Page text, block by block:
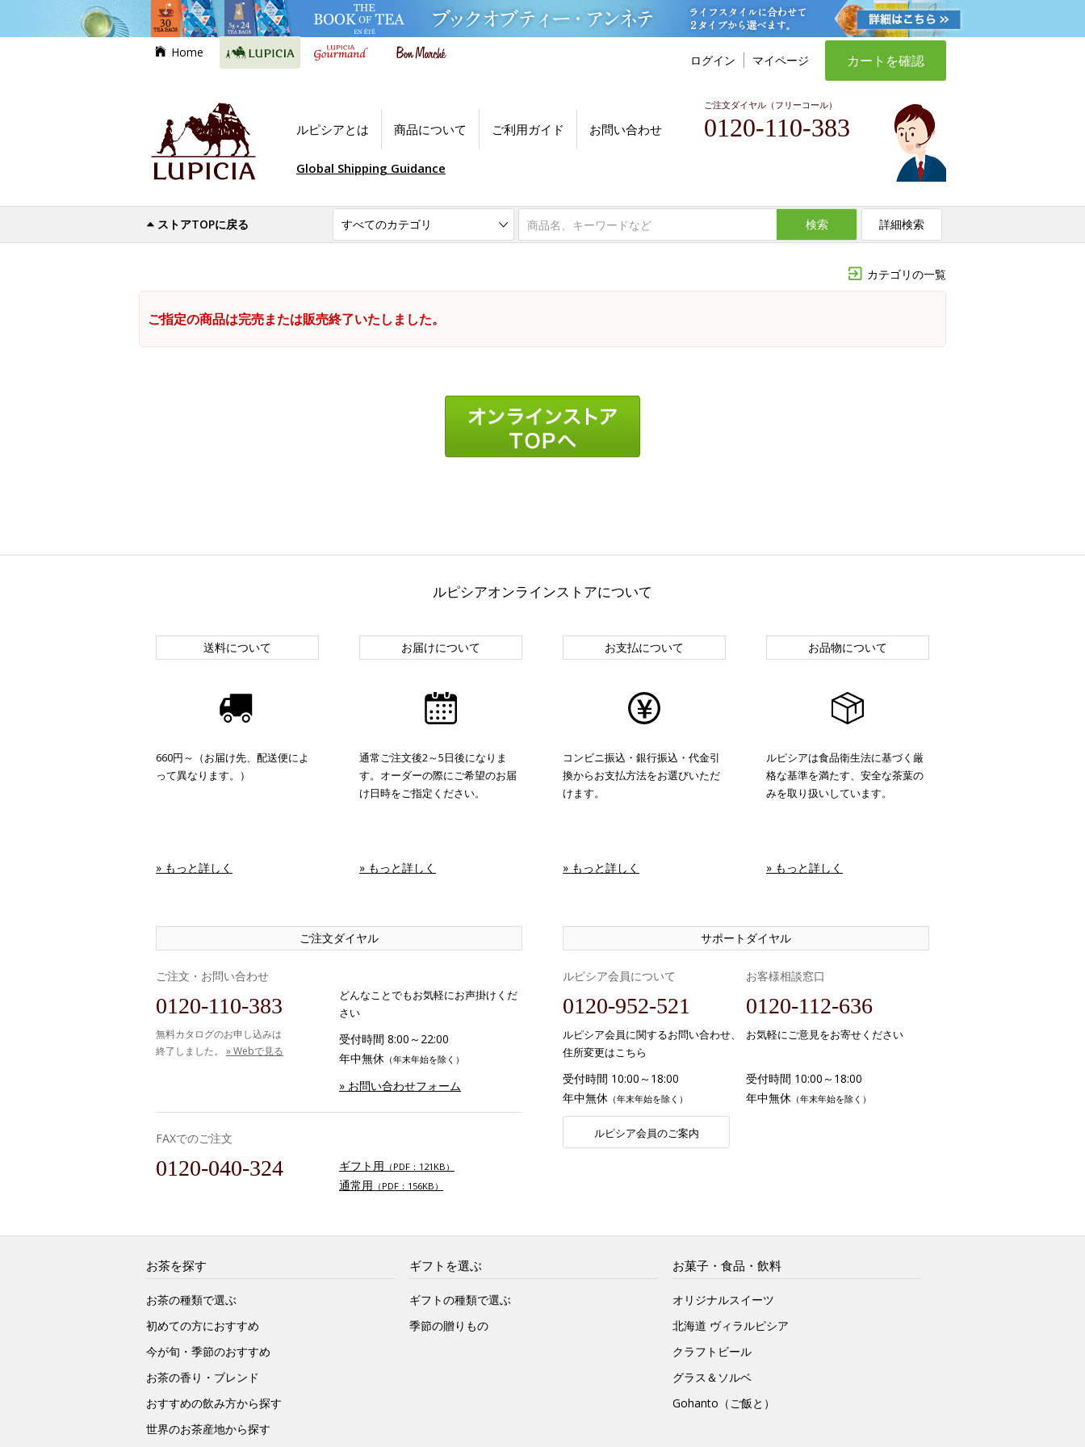
Home
ログイン マイページ カートを確認
ルピシアとは 商品について ご利用ガイド お問い合わせ
ご注文ダイヤル（フリーコール）
0120-110-383
Global Shipping Guidance
ストアTOPに戻る 検索 詳細検索
カテゴリの一覧
ご指定の商品は完売または販売終了いたしました。
ルピシアオンラインストアについて
送料について
660円～（お届け先、配送便によ
って異なります。）
» もっと詳しく
お届けについて
通常ご注文後2～5日後になりま
す。オーダーの際にご希望のお届
け日時をご指定ください。
» もっと詳しく
お支払について
コンビニ振込・銀行振込・代金引
換からお支払方法をお選びいただ
けます。
» もっと詳しく
お品物について
ルピシアは食品衛生法に基づく厳
格な基準を満たす、安全な茶葉の
みを取り扱いしています。
» もっと詳しく
ご注文ダイヤル
ご注文・お問い合わせ
0120-110-383
無料カタログのお申し込みは
終了しました。 » Webで見る
どんなことでもお気軽にお声掛けくだ
さい
受付時間 8:00～22:00
年中無休 （年末年始を除く）
» お問い合わせフォーム
FAXでのご注文
0120-040-324 ギフト用 （PDF：121KB）
通常用 （PDF：156KB）
サポートダイヤル
ルピシア会員について
0120-952-521
ルピシア会員に関するお問い合わせ、
住所変更はこちら
受付時間 10:00～18:00
年中無休 （年末年始を除く）
ルピシア会員のご案内
お客様相談窓口
0120-112-636
お気軽にご意見をお寄せください
受付時間 10:00～18:00
年中無休 （年末年始を除く）
お茶を探す
お茶の種類で選ぶ
初めての方におすすめ
今が旬・季節のおすすめ
お茶の香り・ブレンド
おすすめの飲み方から探す
世界のお茶産地から探す
ギフトを選ぶ
ギフトの種類で選ぶ
季節の贈りもの
お菓子・食品・飲料
オリジナルスイーツ
北海道 ヴィラルピシア
クラフトビール
グラス＆ソルベ
Gohanto（ご飯と）